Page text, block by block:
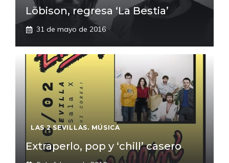
Lõbison, regresa ‘La Bestia’
31 de mayo de 2016
LAS 2 SEVILLAS. MÚSICA
Extraperlo, pop y ‘chill’ casero